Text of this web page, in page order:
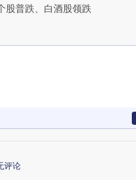
股普跌、白酒股领跌
评论